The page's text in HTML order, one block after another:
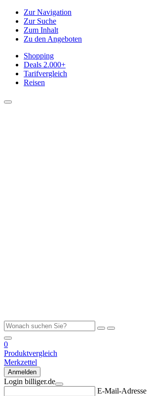
Zur Navigation
Zur Suche
Zum Inhalt
Zu den Angeboten
Shopping
Deals 2.000+
Tarifvergleich
Reisen
0
Produktvergleich
Merkzettel
Anmelden
Login billiger.de
E-Mail-Adresse